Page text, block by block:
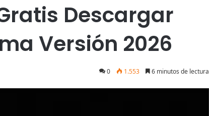
Descargar
Versión 2026
0 1.553 6 minutos de lectura